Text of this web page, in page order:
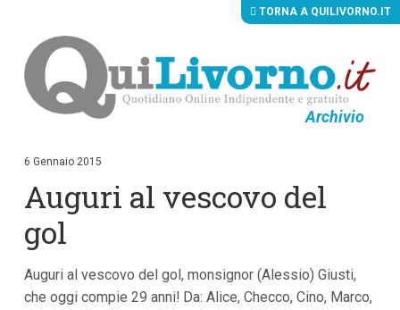
Archivio
i
c
n
t
n
u
TORNA A QUILIVORNO.IT
6 Gennaio 2015
Auguri al vescovo del
gol
Auguri al vescovo del gol, monsignor (Alessio) Giusti,
che oggi compie 29 anni! Da: Alice, Checco, Cino, Marco,